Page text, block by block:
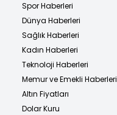
Spor Haberleri
Dünya Haberleri
Sağlık Haberleri
Kadın Haberleri
Teknoloji Haberleri
Memur ve Emekli Haberleri
Altın Fiyatları
Dolar Kuru